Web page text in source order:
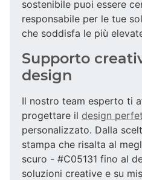
sostenibile puoi essere
responsabile per le tue
che soddisfa le più
Supporto
design
Il nostro team esperto ti
progettare il design
personalizzato. Dalla
stampa che risalta al
scuro - #C05131 fino al
soluzioni creative e su